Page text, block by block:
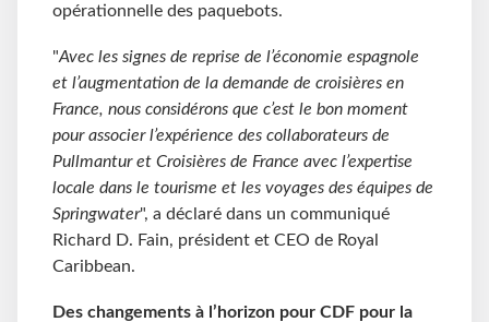
opérationnelle des paquebots.
"Avec les signes de reprise de l’économie espagnole
et l’augmentation de la demande de croisières en
France, nous considérons que c’est le bon moment
pour associer l’expérience des collaborateurs de
Pullmantur et Croisières de France avec l’expertise
locale dans le tourisme et les voyages des équipes de
Springwater", a déclaré dans un communiqué
Richard D. Fain, président et CEO de Royal
Caribbean.
Des changements à l’horizon pour CDF pour la